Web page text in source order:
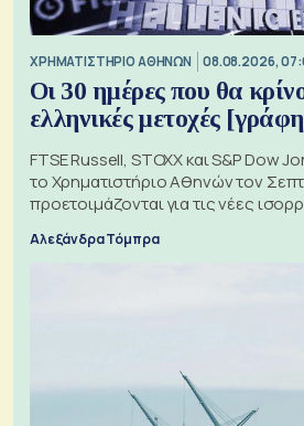
XΡΗΜΑΤΙΣΤΗΡΙΟ ΑΘΗΝΩΝ 08.08.2026,
Οι 30 ημέρες που θα
ελληνικές μετοχές
FTSE Russell, STOXX και S&P Dow
το Χρηματιστήριο Αθηνών τον
προετοιμάζονται για τις νέες
Αλεξάνδρα Τόμπρα